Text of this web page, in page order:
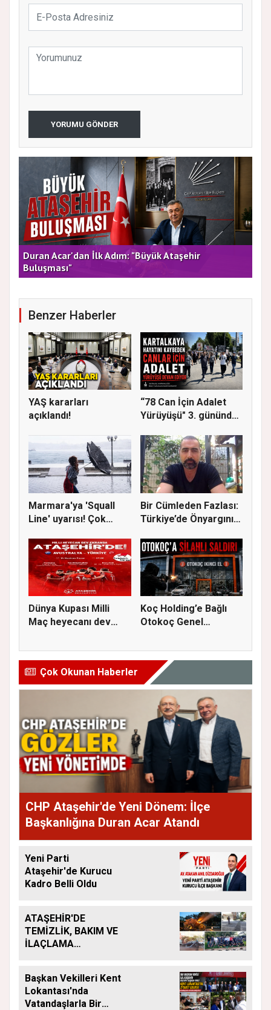
YORUMU GÖNDER
Duran Acar'dan İlk Adım: "Büyük Ataşehir
Buluşması"
Benzer Haberler
YAŞ kararları
açıklandı!
“78 Can İçin Adalet
Yürüyüşü" 3. gününde
Marmara'ya 'Squall
Line' uyarısı! Çok
Bir Cümleden Fazlası:
Türkiye’de Önyargının
Dünya Kupası Milli
Maç heyecanı dev
Koç Holding’e Bağlı
Otokoç Genel
Çok Okunan Haberler
CHP Ataşehir'de Yeni Dönem: İlçe
Başkanlığına Duran Acar Atandı
Yeni Parti
Ataşehir'de Kurucu
Kadro Belli Oldu
ATAŞEHİR'DE
TEMİZLİK, BAKIM VE
İLAÇLAMA
Başkan Vekilleri Kent
Lokantası'nda
Vatandaşlarla Bir